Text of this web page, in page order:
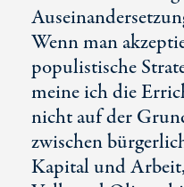
Wenn man
populistische
meine ich die
nicht auf der
zwischen
Kapital und